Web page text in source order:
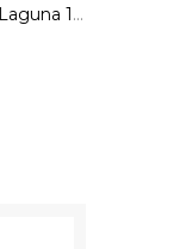
Blinker Blinkerleuchte Renault Laguna 1 rechts Beifahrerseite